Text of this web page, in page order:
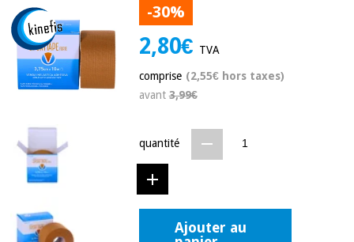
Offres
Académie
équipement
médical
Médecine
traditionnelle
chinoise
Mobilier
clinique
Armoires
Matériel de
Nouveautes
Outlet
Dentisterie
équipement
médical
Médecine
traditionnelle
chinoise
Mobilier
-30%
2,80€ TVA
comprise (2,55€ hors taxes)
avant3,99€
quantité
Ajouter au